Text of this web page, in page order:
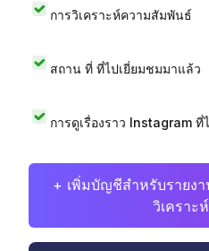
การวิเคราะห์ความสัมพันธ์
สถาน ที่ ที่ไปเยี่ยมชมมาแล้ว
การดูเรื่องราว Instagram ที่
+ เพิ่มบัญชีสำหรับรายง
วิเคราะ